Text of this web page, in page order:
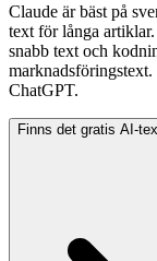
Claude är bäst på
text för långa
snabb text och
ChatGPT.
Finns det gratis AI-